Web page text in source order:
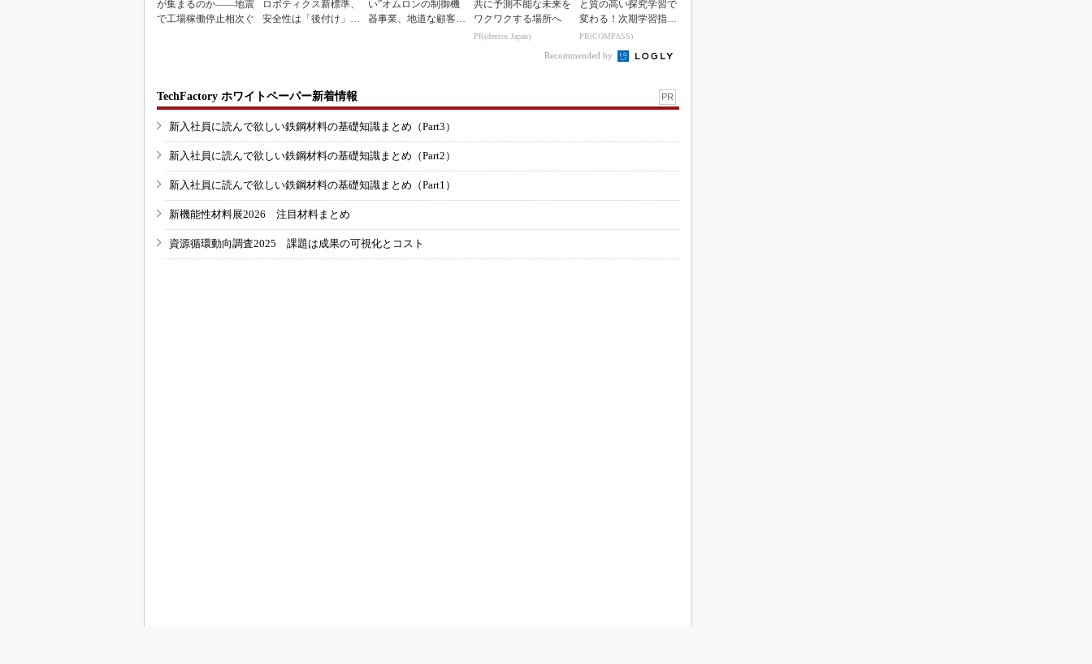
が集まるのか――地震
で工場稼働停止相次ぐ
ロボティクス新標準、
安全性は「後付け」で
い”オムロンの制御機
器事業、地道な顧客基
共に予測不能な未来を
ワクワクする場所へ
PR(dentsu Japan)
と質の高い探究学習で
変わる！次期学習指導
要領を見据えた...
PR(COMPASS)
Recommended by
TechFactory ホワイトペーパー新着情報 PR
新入社員に読んで欲しい鉄鋼材料の基礎知識まとめ（Part3）
新入社員に読んで欲しい鉄鋼材料の基礎知識まとめ（Part2）
新入社員に読んで欲しい鉄鋼材料の基礎知識まとめ（Part1）
新機能性材料展2026 注目材料まとめ
資源循環動向調査2025 課題は成果の可視化とコスト